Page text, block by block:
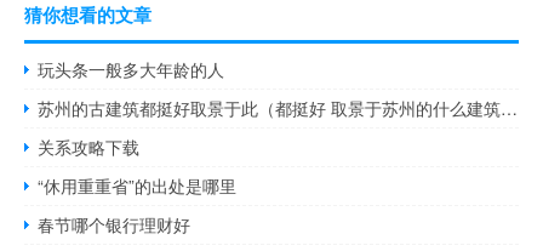
猜你想看的文章
玩头条一般多大年龄的人
苏州的古建筑都挺好取景于此（都挺好 取景于苏州的什么建筑群）
关系攻略下载
“休用重重省”的出处是哪里
春节哪个银行理财好